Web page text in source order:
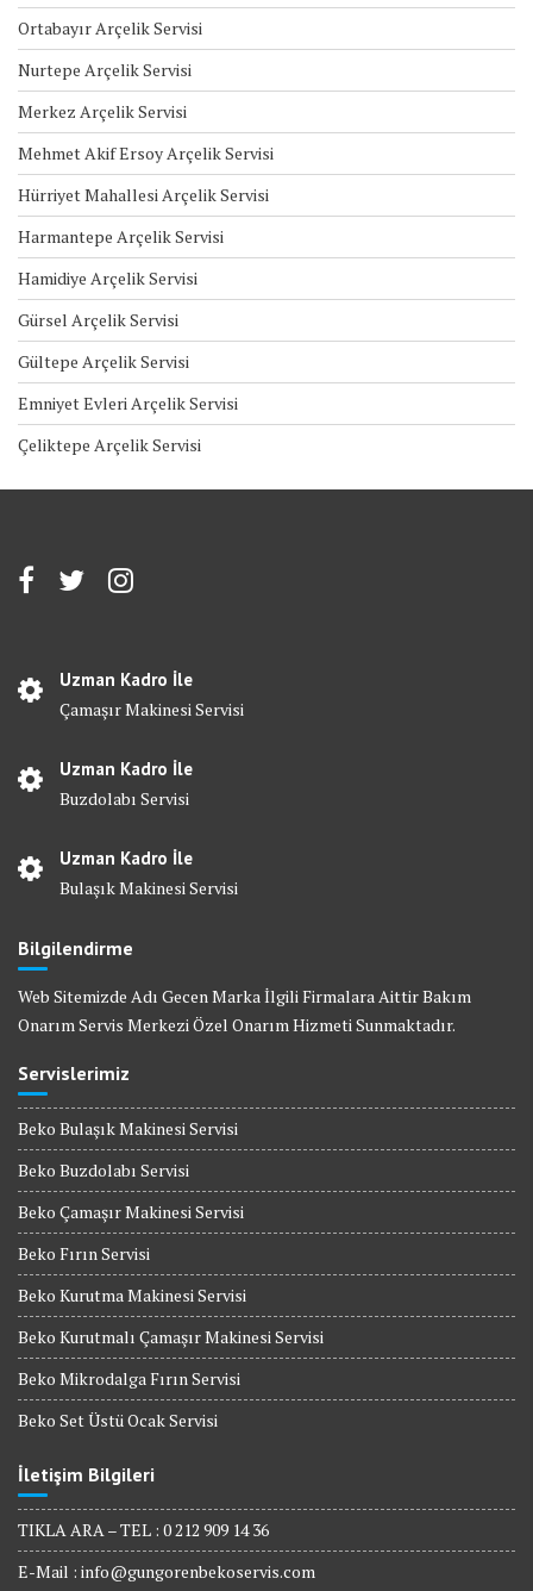
Ortabayır Arçelik Servisi
Nurtepe Arçelik Servisi
Merkez Arçelik Servisi
Mehmet Akif Ersoy Arçelik Servisi
Hürriyet Mahallesi Arçelik Servisi
Harmantepe Arçelik Servisi
Hamidiye Arçelik Servisi
Gürsel Arçelik Servisi
Gültepe Arçelik Servisi
Emniyet Evleri Arçelik Servisi
Çeliktepe Arçelik Servisi
Uzman Kadro İle
Çamaşır Makinesi Servisi
Uzman Kadro İle
Buzdolabı Servisi
Uzman Kadro İle
Bulaşık Makinesi Servisi
Bilgilendirme
Web Sitemizde Adı Gecen Marka İlgili Firmalara Aittir Bakım
Onarım Servis Merkezi Özel Onarım Hizmeti Sunmaktadır.
Servislerimiz
Beko Bulaşık Makinesi Servisi
Beko Buzdolabı Servisi
Beko Çamaşır Makinesi Servisi
Beko Fırın Servisi
Beko Kurutma Makinesi Servisi
Beko Kurutmalı Çamaşır Makinesi Servisi
Beko Mikrodalga Fırın Servisi
Beko Set Üstü Ocak Servisi
İletişim Bilgileri
TIKLA ARA – TEL : 0 212 909 14 36
E-Mail : info@gungorenbekoservis.com